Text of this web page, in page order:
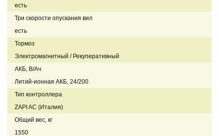
есть
Три скорости опускания вил
есть
Тормоз
Электромагнитный / Рекуперативный
АКБ, В/Ач
Литий-ионная АКБ, 24/200
Тип контроллера
ZAPI AC (Италия)
Общий вес, кг
1550